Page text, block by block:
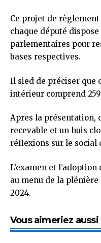
Ce projet de
chaque député
parlementaires pour
bases respectives.
Il sied de préciser que
intérieur comprend
Apres la présentation,
recevable et un huis
réflexions sur le social
L’examen et
au menu de la
2024.
Vous aimeriez aussi